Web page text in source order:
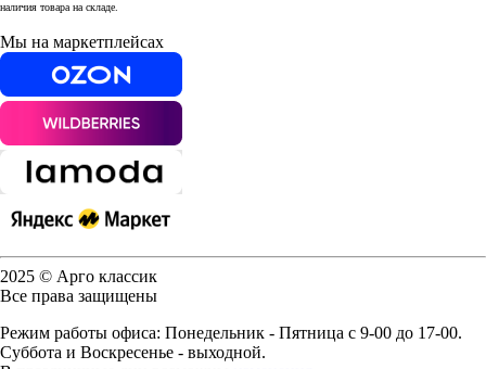
наличия товара на складе.
Мы на маркетплейсах
2025 © Арго классик
Все права защищены
Режим работы офиса: Понедельник - Пятница с 9-00 до 17-00.
Суббота и Воскресенье - выходной.